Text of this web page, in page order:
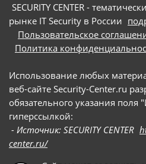
SECURITY CENTER -
рынке IT Security в России
Пользовательское
Политика
Использование любых
веб-сайте Security-Center.ru
обязательного указания поля
гиперссылкой:
- Источник: SECURITY CENTER
center.ru/